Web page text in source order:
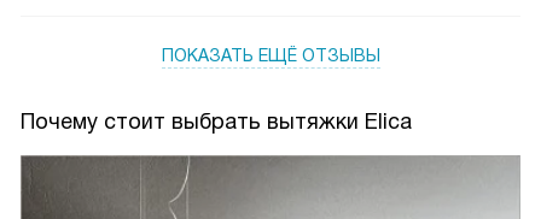
посудомоечной машине.ПОКАЗАТЬ ЕЩЁ ОТЗЫВЫ
Почему стоит выбрать вытяжки Elica